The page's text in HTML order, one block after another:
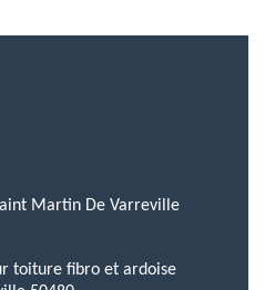
Martin De Varreville
toiture fibro et ardoise